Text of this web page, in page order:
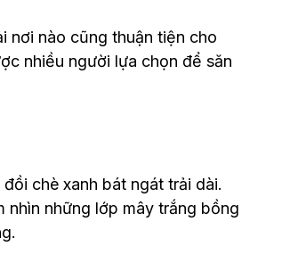
nơi nào cũng thuận tiện cho
nhiều người lựa chọn để săn
chè xanh bát ngát trải dài.
nhìn những lớp mây trắng bồng